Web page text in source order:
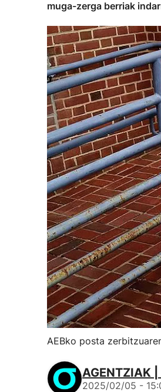
muga-zerga berriak
AEBko posta
AGENTZIAK
2025/02/05 -